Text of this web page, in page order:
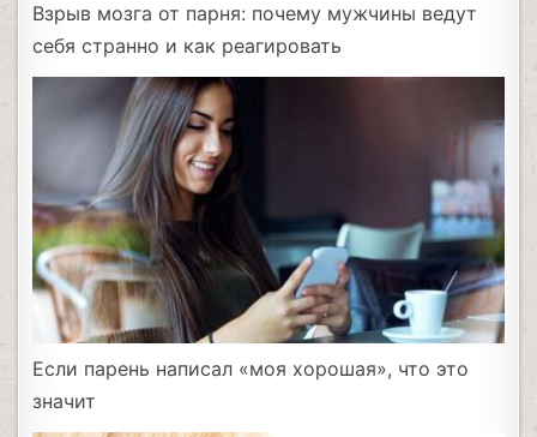
Взрыв мозга от парня: почему мужчины ведут
себя странно и как реагировать
Если парень написал «моя хорошая», что это
значит